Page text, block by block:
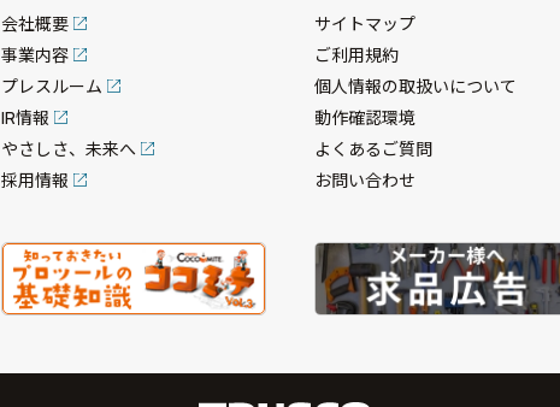
会社概要
事業内容
プレスルーム
IR情報
やさしさ、未来へ
採用情報
サイトマップ
ご利用規約
個人情報の取扱いについて
動作確認環境
よくあるご質問
お問い合わせ